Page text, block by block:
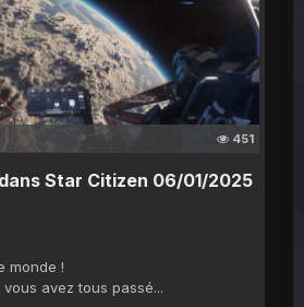
451
Star Citizen 06/01/2025
monde !
avez tous passé...